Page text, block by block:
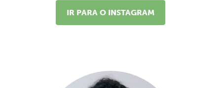
IR PARA O INSTAGRAM